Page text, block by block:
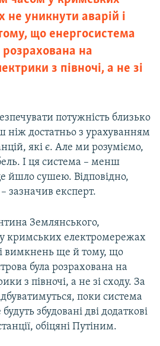
уникнути аварій і
що енергосистема
розрахована на
з півночі, а не зі
потужність близько
ніж достатньо з урахуванням
які є. Але ми розуміємо,
І ця система – менш
йшло сушею. Відповідно,
зазначив експерт.
Землянського,
кримських електромережах
вимкнень ще й тому, що
була розрахована на
з півночі, а не зі сходу. За
поки система
збудовані дві додаткові
обіцяні Путіним.